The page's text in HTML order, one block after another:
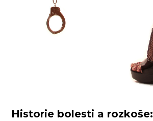
Historie bolesti a rozkoše: